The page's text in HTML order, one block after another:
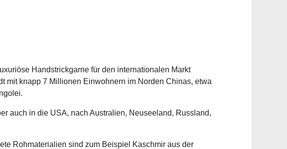
Handstrickgarne für den internationalen Markt
mit knapp 7 Millionen Einwohnern im Norden Chinas, etwa
auch in die USA, nach Australien, Neuseeland, Russland,
Rohmaterialien sind zum Beispiel Kaschmir aus der